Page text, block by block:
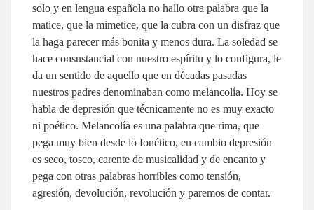
solo y en lengua española no hallo otra palabra que la
matice, que la mimetice, que la cubra con un disfraz que
la haga parecer más bonita y menos dura. La soledad se
hace consustancial con nuestro espíritu y lo configura, le
da un sentido de aquello que en décadas pasadas
nuestros padres denominaban como melancolía. Hoy se
habla de depresión que técnicamente no es muy exacto
ni poético. Melancolía es una palabra que rima, que
pega muy bien desde lo fonético, en cambio depresión
es seco, tosco, carente de musicalidad y de encanto y
pega con otras palabras horribles como tensión,
agresión, devolución, revolución y paremos de contar.